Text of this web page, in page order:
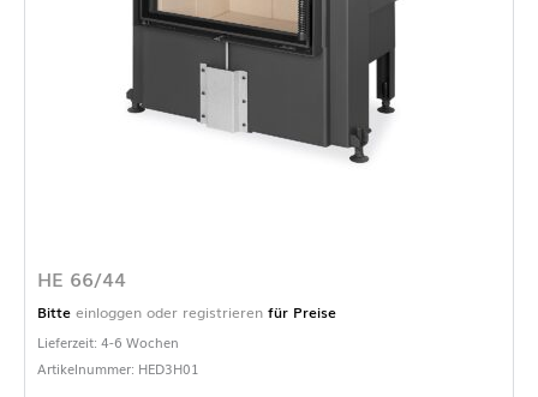
HE 66/44
Bitte einloggen oder registrieren für Preise
Lieferzeit: 4-6 Wochen
Artikelnummer: HED3H01